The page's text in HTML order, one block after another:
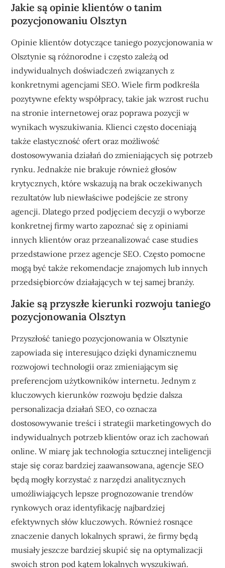
Jakie są opinie klientów o tanim
pozycjonowaniu Olsztyn
Opinie klientów dotyczące taniego pozycjonowania w
Olsztynie są różnorodne i często zależą od
indywidualnych doświadczeń związanych z
konkretnymi agencjami SEO. Wiele firm podkreśla
pozytywne efekty współpracy, takie jak wzrost ruchu
na stronie internetowej oraz poprawa pozycji w
wynikach wyszukiwania. Klienci często doceniają
także elastyczność ofert oraz możliwość
dostosowywania działań do zmieniających się potrzeb
rynku. Jednakże nie brakuje również głosów
krytycznych, które wskazują na brak oczekiwanych
rezultatów lub niewłaściwe podejście ze strony
agencji. Dlatego przed podjęciem decyzji o wyborze
konkretnej firmy warto zapoznać się z opiniami
innych klientów oraz przeanalizować case studies
przedstawione przez agencje SEO. Często pomocne
mogą być także rekomendacje znajomych lub innych
przedsiębiorców działających w tej samej branży.
Jakie są przyszłe kierunki rozwoju taniego
pozycjonowania Olsztyn
Przyszłość taniego pozycjonowania w Olsztynie
zapowiada się interesująco dzięki dynamicznemu
rozwojowi technologii oraz zmieniającym się
preferencjom użytkowników internetu. Jednym z
kluczowych kierunków rozwoju będzie dalsza
personalizacja działań SEO, co oznacza
dostosowywanie treści i strategii marketingowych do
indywidualnych potrzeb klientów oraz ich zachowań
online. W miarę jak technologia sztucznej inteligencji
staje się coraz bardziej zaawansowana, agencje SEO
będą mogły korzystać z narzędzi analitycznych
umożliwiających lepsze prognozowanie trendów
rynkowych oraz identyfikację najbardziej
efektywnych słów kluczowych. Również rosnące
znaczenie danych lokalnych sprawi, że firmy będą
musiały jeszcze bardziej skupić się na optymalizacji
swoich stron pod kątem lokalnych wyszukiwań.